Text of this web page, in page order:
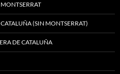
(SIN MONTSERRAT)
DE CATALUÑA